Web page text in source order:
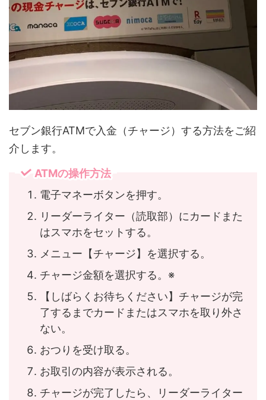
セブン銀行ATMで入金（チャージ）する方法をご紹
介します。
ATMの操作方法
電子マネーボタンを押す。
リーダーライター（読取部）にカードまた
はスマホをセットする。
メニュー【チャージ】を選択する。
チャージ金額を選択する。※
【しばらくお待ちください】チャージが完
了するまでカードまたはスマホを取り外さ
ない。
おつりを受け取る。
お取引の内容が表示される。
チャージが完了したら、リーダーライター